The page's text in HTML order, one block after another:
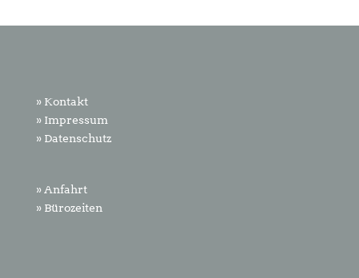
» Kontakt
» Impressum
» Datenschutz
» Anfahrt
» Bürozeiten